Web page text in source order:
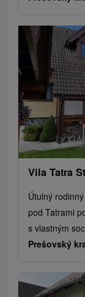
Vila Tatra
Útulný
pod Tatrami
s vlastným
Prešovský